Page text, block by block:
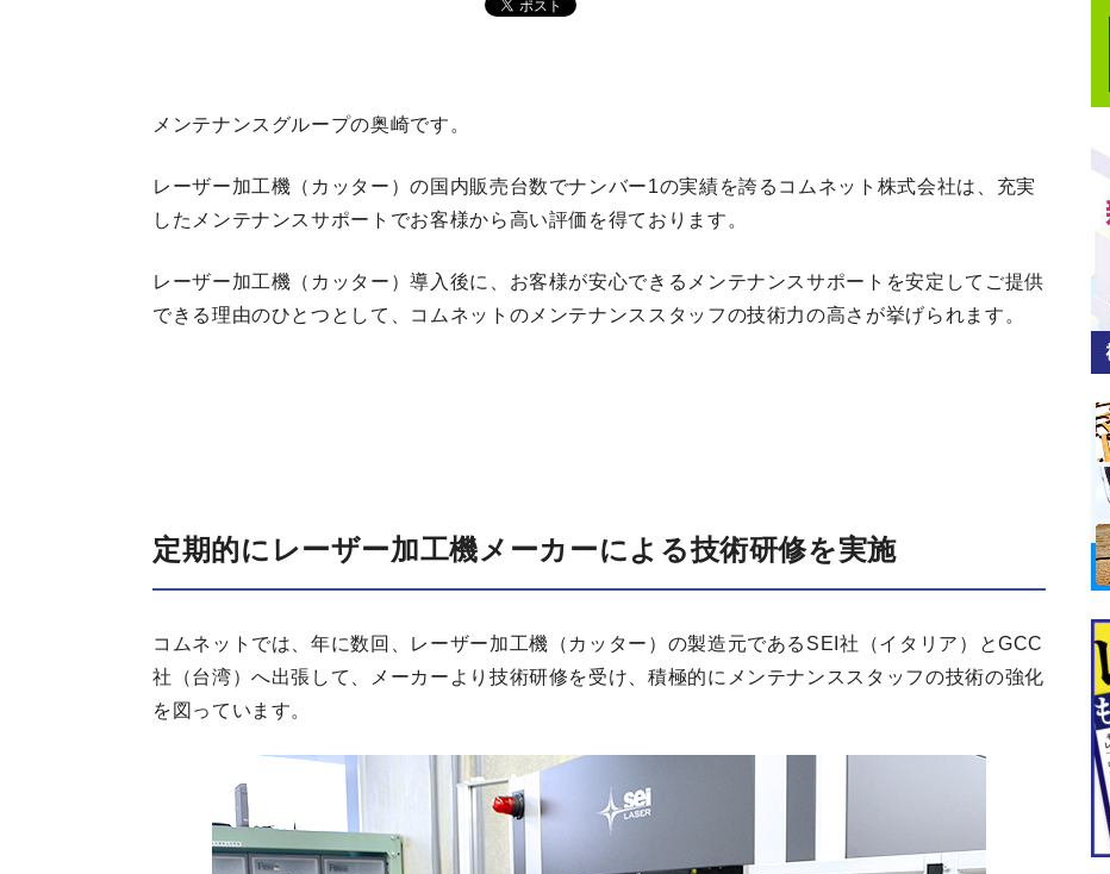
メンテナンスグループの奥崎です。
レーザー加工機（カッター）の国内販売台数でナンバー1の実績を誇るコムネット株式会社は、充実
したメンテナンスサポートでお客様から高い評価を得ております。
レーザー加工機（カッター）導入後に、お客様が安心できるメンテナンスサポートを安定してご提供
できる理由のひとつとして、コムネットのメンテナンススタッフの技術力の高さが挙げられます。
定期的にレーザー加工機メーカーによる技術研修を実施
コムネットでは、年に数回、レーザー加工機（カッター）の製造元であるSEI社（イタリア）とGCC
社（台湾）へ出張して、メーカーより技術研修を受け、積極的にメンテナンススタッフの技術の強化
を図っています。